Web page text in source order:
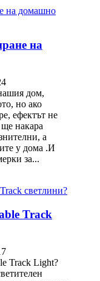
на
дом,
но ако
ефектът не
накара
а
у дома .И
за...
Track
Track Light?